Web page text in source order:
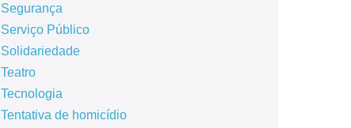
Segurança
Serviço Público
Solidariedade
Teatro
Tecnologia
Tentativa de homicídio